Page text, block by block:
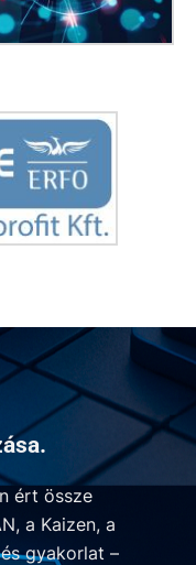
ért össze
a Kaizen, a
gyakorlat –